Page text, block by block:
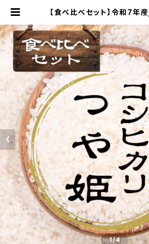
【食べ比べセット】令和7年
壱番館
1/4